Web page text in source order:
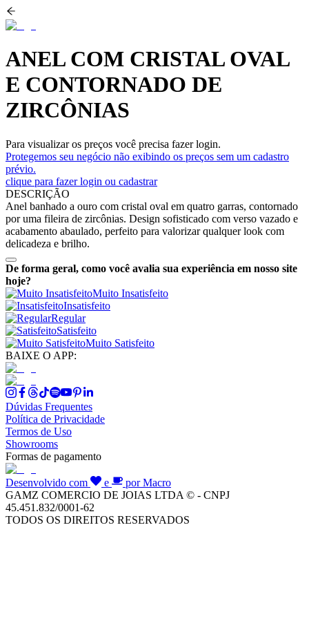
ANEL COM CRISTAL OVAL
E CONTORNADO DE
ZIRCÔNIAS
Para visualizar os preços você precisa fazer login.
Protegemos seu negócio não exibindo os preços sem um cadastro
prévio.
clique para fazer login ou cadastrar
DESCRIÇÃO
Anel banhado a ouro com cristal oval em quatro garras, contornado
por uma fileira de zircônias. Design sofisticado com verso vazado e
acabamento abaulado, perfeito para valorizar qualquer look com
delicadeza e brilho.
De forma geral, como você avalia sua experiência em nosso site
hoje?
Muito Insatisfeito
Insatisfeito
Regular
Satisfeito
Muito Satisfeito
BAIXE O APP:
Dúvidas Frequentes
Política de Privacidade
Termos de Uso
Showrooms
Formas de pagamento
Desenvolvido com e
por Macro
GAMZ COMERCIO DE JOIAS LTDA © - CNPJ
45.451.832/0001-62
TODOS OS DIREITOS RESERVADOS